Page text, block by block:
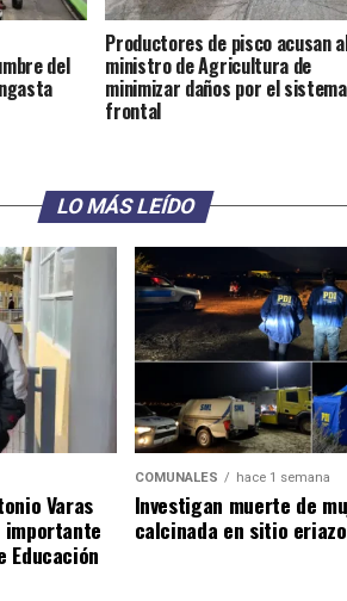
del
Productores de pisco acusan
ministro de Agricultura de
minimizar daños por el sistema
frontal
LO MÁS LEÍDO
Varas
importante
COMUNALES hace 1 semana
Investigan muerte de
calcinada en sitio